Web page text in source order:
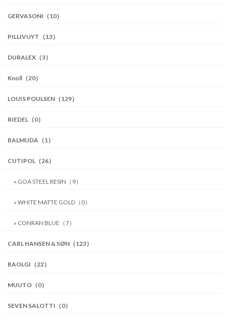
GERVASONI（10）
PILLIVUYT（13）
DURALEX（3）
Knoll（20）
LOUIS POULSEN（129）
RIEDEL（0）
BALMUDA（1）
CUTIPOL（26）
» GOA STEEL RESIN（9）
» WHITE MATTE GOLD（0）
» CONRAN BLUE（7）
CARL HANSEN & SØN（123）
BAOLGI（22）
MUUTO（0）
SEVEN SALOTTI（0）